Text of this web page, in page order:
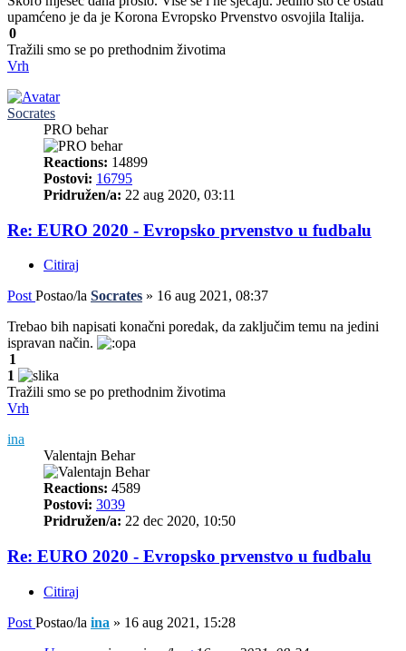
upamćeno je da je Korona Evropsko Prvenstvo osvojila Italija.
0
Tražili smo se po prethodnim životima
Vrh
Socrates
PRO behar
Reactions: 14899
Postovi: 16795
Pridružen/a: 22 aug 2020, 03:11
Re: EURO 2020 - Evropsko prvenstvo u fudbalu
Citiraj
Post Postao/la Socrates » 16 aug 2021, 08:37
Trebao bih napisati konačni poredak, da zaključim temu na jedini
ispravan način.
1
1
Tražili smo se po prethodnim životima
Vrh
ina
Valentajn Behar
Reactions: 4589
Postovi: 3039
Pridružen/a: 22 dec 2020, 10:50
Re: EURO 2020 - Evropsko prvenstvo u fudbalu
Citiraj
Post Postao/la ina » 16 aug 2021, 15:28